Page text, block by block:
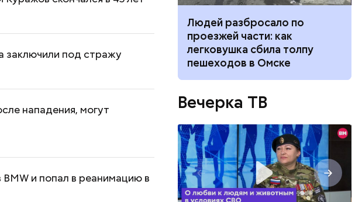
заключили под стражу
нападения, могут
и попал в реанимацию в
японский напиток сбросить
лишний вес
Людей разбросало по
проезжей части: как
легковушка сбила толпу
пешеходов в Омске
Вечерка ТВ